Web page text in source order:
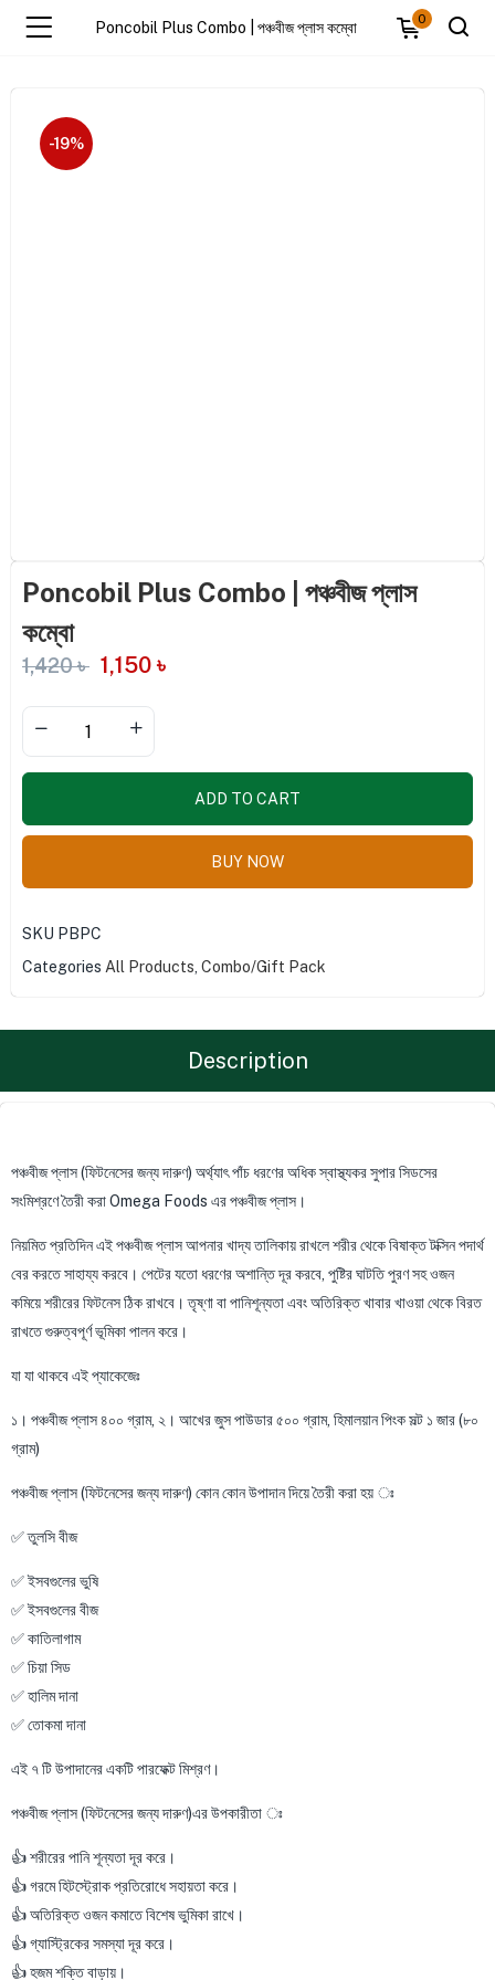
Poncobil Plus Combo | পঞ্চবীজ প্লাস কম্বো
0
-19%
Poncobil Plus Combo | পঞ্চবীজ প্লাস
কম্বো
1,420৳ 1,150 ৳
ADD TO CART
BUY NOW
SKU PBPC
Categories All Products Combo/Gift Pack
Description
পঞ্চবীজ প্লাস (ফিটনেসের জন্য দারুণ) অর্থ্যাৎ পাঁচ ধরণের অধিক স্বাস্থ্যকর সুপার সিডসের
সংমিশ্রণে তৈরী করা Omega Foods এর পঞ্চবীজ প্লাস।
নিয়মিত প্রতিদিন এই পঞ্চবীজ প্লাস আপনার খাদ্য তালিকায় রাখলে শরীর থেকে বিষাক্ত টক্সিন পদার্থ
বের করতে সাহায্য করবে। পেটের যতো ধরণের অশান্তি দূর করবে, পুষ্টির ঘাটতি পুরণ সহ ওজন
কমিয়ে শরীরের ফিটনেস ঠিক রাখবে। তৃষ্ণা বা পানিশূন্যতা এবং অতিরিক্ত খাবার খাওয়া থেকে বিরত
রাখতে গুরুত্বপূর্ণ ভূমিকা পালন করে।
যা যা থাকবে এই প্যাকেজেঃ
১। পঞ্চবীজ প্লাস ৪০০ গ্রাম, ২। আখের জুস পাউডার ৫০০ গ্রাম, হিমালয়ান পিংক সল্ট ১ জার (৮০
গ্রাম)
পঞ্চবীজ প্লাস (ফিটনেসের জন্য দারুণ) কোন কোন উপাদান দিয়ে তৈরী করা হয় ঃ
✅ তুলসি বীজ
✅ ইসবগুলের ভুষি
✅ ইসবগুলের বীজ
✅ কাতিলাগাম
✅ চিয়া সিড
✅ হালিম দানা
✅ তোকমা দানা
এই ৭ টি উপাদানের একটি পারফেক্ট মিশ্রণ।
পঞ্চবীজ প্লাস (ফিটনেসের জন্য দারুণ)এর উপকারীতা ঃ
👍 শরীরের পানি শূন্যতা দূর করে।
👍 গরমে হিটস্ট্রোক প্রতিরোধে সহায়তা করে।
👍 অতিরিক্ত ওজন কমাতে বিশেষ ভুমিকা রাখে।
👍 গ্যাস্ট্রিকের সমস্যা দূর করে।
👍 হজম শক্তি বাড়ায়।